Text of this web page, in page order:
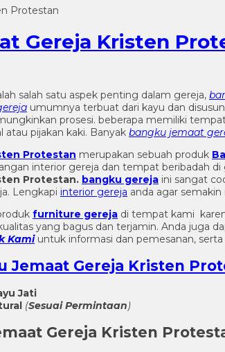
Protestan
Gereja Kristen
salah satu aspek penting dalam gereja,
umumnya terbuat dari kayu dan
prosesi. beberapa memiliki
pijakan kaki. Banyak bangku jemaat
Protestan merupakan sebuah produk
interior gereja dan tempat beribadah
Protestan. bangku gereja ini sangat
Lengkapi interior gereja anda agar
furniture gereja di tempat kami
yang bagus dan terjamin. Anda juga
Kamiuntuk informasi dan pemesanan,
Jemaat Gereja Kristen
Jati
(Sesuai Permintaan)
Gereja Kristen